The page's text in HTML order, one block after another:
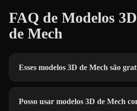
FAQ de Modelos
de Mech
Esses modelos 3D de Mech são
Posso usar modelos 3D de Mech